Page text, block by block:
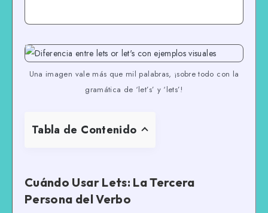
Una imagen vale más que mil palabras, ¡sobre todo con la
gramática de ‘let’s’ y ‘lets’!
Tabla de Contenido
Cuándo Usar Lets: La Tercera
Persona del Verbo